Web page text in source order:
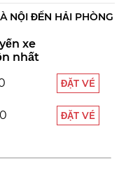
NỘI ĐẾN HẢI PHÒNG
xe
nhất
ĐẶT VÉ
ĐẶT VÉ